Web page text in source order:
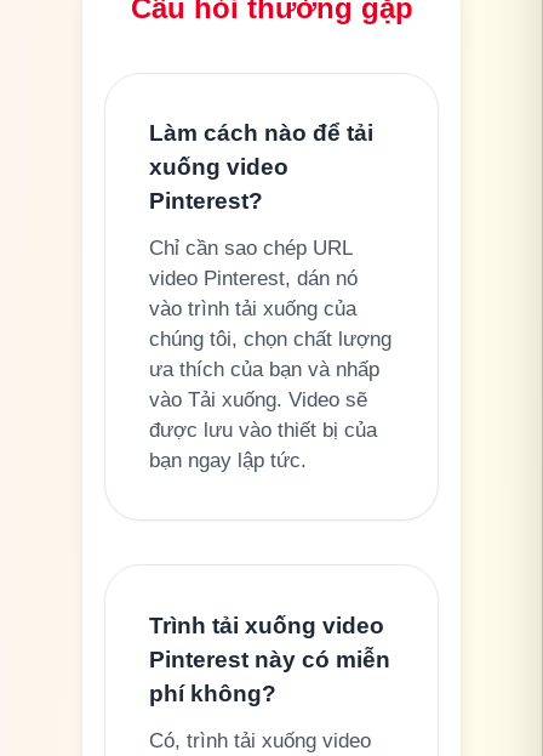
Câu hỏi thường gặp
Làm cách nào để tải
xuống video
Pinterest?
Chỉ cần sao chép URL
video Pinterest, dán nó
vào trình tải xuống của
chúng tôi, chọn chất lượng
ưa thích của bạn và nhấp
vào Tải xuống. Video sẽ
được lưu vào thiết bị của
bạn ngay lập tức.
Trình tải xuống video
Pinterest này có miễn
phí không?
Có, trình tải xuống video